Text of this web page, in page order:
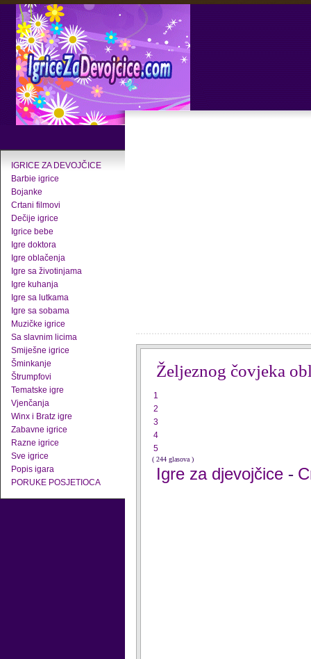
IGRICE ZA DEVOJČICE
Barbie igrice
Bojanke
Crtani filmovi
Dečije igrice
Igrice bebe
Igre doktora
Igre oblačenja
Igre sa životinjama
Igre kuhanja
Igre sa lutkama
Igre sa sobama
Muzičke igrice
Sa slavnim licima
Smiješne igrice
Šminkanje
Štrumpfovi
Tematske igre
Vjenčanja
Winx i Bratz igre
Zabavne igrice
Razne igrice
Sve igrice
Popis igara
PORUKE POSJETIOCA
Željeznog čovjeka
1
2
3
4
5
( 244 glasova )
Igre za djevojčice -